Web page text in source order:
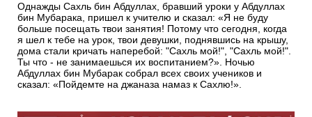
Однажды Сахль бин Абдуллах, бравший уроки у Абдуллах
бин Мубарака, пришел к учителю и сказал: «Я не буду
больше посещать твои занятия! Потому что сегодня, когда
я шел к тебе на урок, твои девушки, поднявшись на крышу,
дома стали кричать наперебой: "Сахль мой!", "Сахль мой!".
Ты что - не занимаешься их воспитанием?». Ночью
Абдуллах бин Мубарак собрал всех своих учеников и
сказал: «Пойдемте на джаназа намаз к Сахлю!».